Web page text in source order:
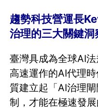
趨勢科技營運長
治理的三大關鍵洞
臺灣具成為全球AI
高速運作的AI代理
質建立起「AI治理
制，才能在極速發